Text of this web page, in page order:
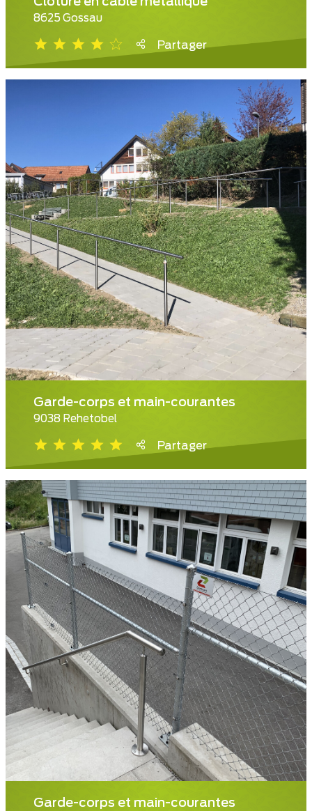
8625 Gossau
Partager
Garde-corps et main-courantes
9038 Rehetobel
Partager
Garde-corps et main-courantes